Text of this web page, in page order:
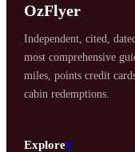
OzFlyer
Independent, cited,
most comprehensive
miles, points credit
cabin redemptions.
Explore#